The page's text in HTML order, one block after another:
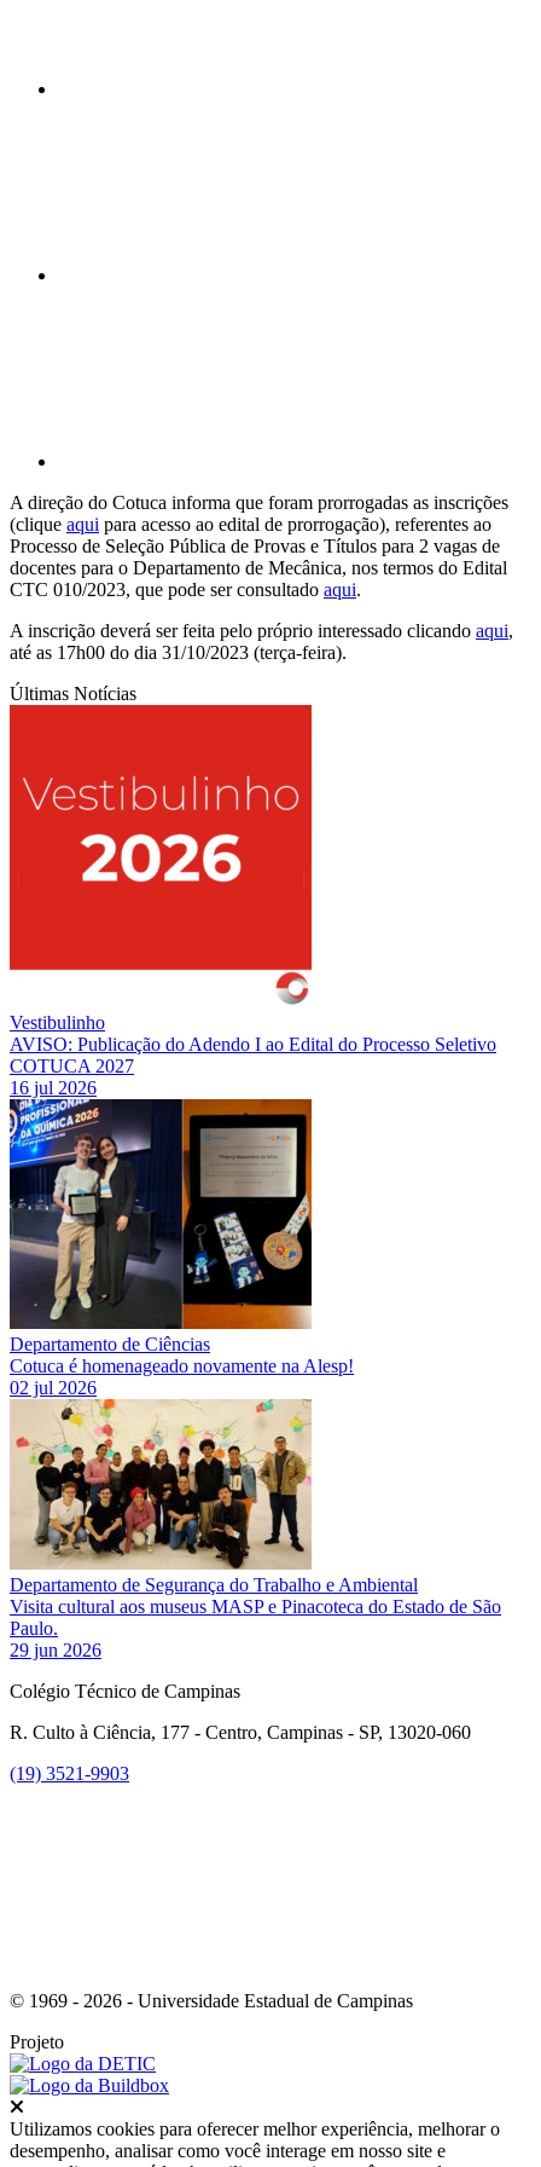
A direção do Cotuca informa que foram prorrogadas as inscrições
(clique aqui para acesso ao edital de prorrogação), referentes ao
Processo de Seleção Pública de Provas e Títulos para 2 vagas de
docentes para o Departamento de Mecânica, nos termos do Edital
CTC 010/2023, que pode ser consultado aqui.
A inscrição deverá ser feita pelo próprio interessado clicando aqui,
até as 17h00 do dia 31/10/2023 (terça-feira).
Últimas Notícias
Vestibulinho
AVISO: Publicação do Adendo I ao Edital do Processo Seletivo
COTUCA 2027
16 jul 2026
Departamento de Ciências
Cotuca é homenageado novamente na Alesp!
02 jul 2026
Departamento de Segurança do Trabalho e Ambiental
Visita cultural aos museus MASP e Pinacoteca do Estado de São
Paulo.
29 jun 2026
Colégio Técnico de Campinas
R. Culto à Ciência, 177 - Centro, Campinas - SP, 13020-060
(19) 3521-9903
© 1969 - 2026 - Universidade Estadual de Campinas
Projeto
Utilizamos cookies para oferecer melhor experiência, melhorar o
desempenho, analisar como você interage em nosso site e